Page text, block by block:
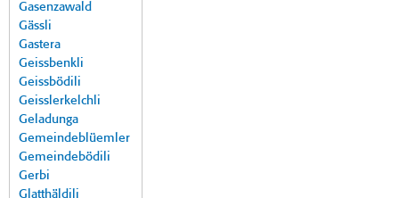
Gasenzawald
Gässli
Gastera
Geissbenkli
Geissbödili
Geisslerkelchli
Geladunga
Gemeindeblüemler
Gemeindebödili
Gerbi
Glatthäldili